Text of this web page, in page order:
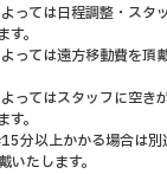
っては日程調整・スタ
。
っては遠方移動費を頂
ってはスタッフに空き
。
分以上かかる場合は別
いたします。